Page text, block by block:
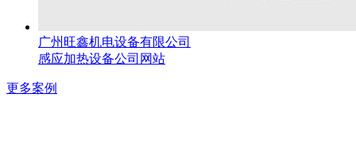
广州旺鑫机电设备有限公司
感应加热设备公司网站
更多案例